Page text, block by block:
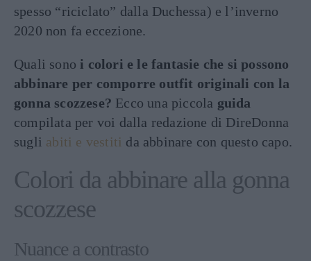
spesso “riciclato” dalla Duchessa) e l’inverno
2020 non fa eccezione.
Quali sono i colori e le fantasie che si possono
abbinare per comporre outfit originali con la
gonna scozzese? Ecco una piccola guida
compilata per voi dalla redazione di DireDonna
sugli abiti e vestiti da abbinare con questo capo.
Colori da abbinare alla gonna
scozzese
Nuance a contrasto